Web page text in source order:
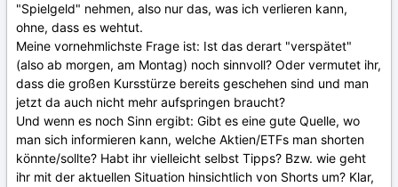
"Spielgeld" nehmen, also nur das, was ich verlieren kann,
ohne, dass es wehtut.
Meine vornehmlichste Frage ist: Ist das derart "verspätet"
(also ab morgen, am Montag) noch sinnvoll? Oder vermutet ihr,
dass die großen Kursstürze bereits geschehen sind und man
jetzt da auch nicht mehr aufspringen braucht?
Und wenn es noch Sinn ergibt: Gibt es eine gute Quelle, wo
man sich informieren kann, welche Aktien/ETFs man shorten
könnte/sollte? Habt ihr vielleicht selbst Tipps? Bzw. wie geht
ihr mit der aktuellen Situation hinsichtlich von Shorts um? Klar,